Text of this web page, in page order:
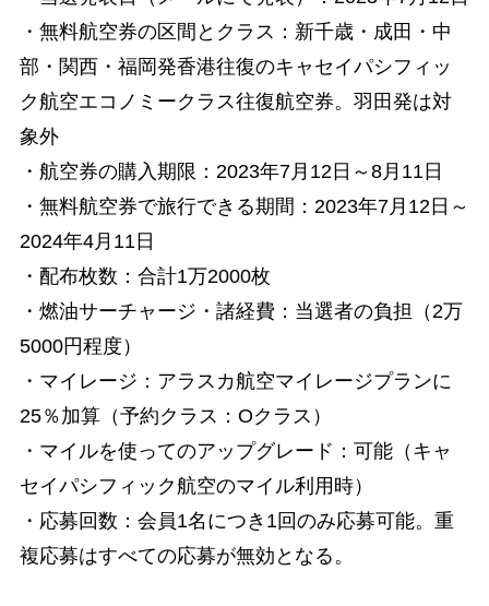
・無料航空券の区間とクラス：新千歳・成田・中
部・関西・福岡発香港往復のキャセイパシフィッ
ク航空エコノミークラス往復航空券。羽田発は対
象外
・航空券の購入期限：2023年7月12日～8月11日
・無料航空券で旅行できる期間：2023年7月12日～
2024年4月11日
・配布枚数：合計1万2000枚
・燃油サーチャージ・諸経費：当選者の負担（2万
5000円程度）
・マイレージ：アラスカ航空マイレージプランに
25％加算（予約クラス：Oクラス）
・マイルを使ってのアップグレード：可能（キャ
セイパシフィック航空のマイル利用時）
・応募回数：会員1名につき1回のみ応募可能。重
複応募はすべての応募が無効となる。